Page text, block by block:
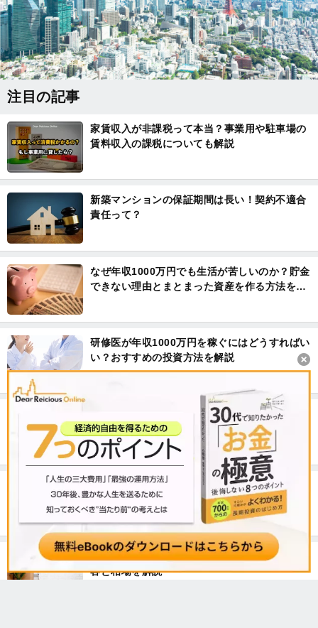
注目の記事
家賃収入が非課税って本当？事業用や駐車場の
賃料収入の課税についても解説
新築マンションの保証期間は長い！契約不適合
責任って？
なぜ年収1000万円でも生活が苦しいのか？貯金
できない理由とまとまった資産を作る方法を解
研修医が年収1000万円を稼ぐにはどうすればい
い？おすすめの投資方法を解説
自分の個人信用情報を調べる方法。不動産投資
ローンの審査を通りやすくするには？
年収1000万円の生活レベル。データで見るその
実態とは？
マンション退去費用の相場は？オーナー負担内
容と相場を解説